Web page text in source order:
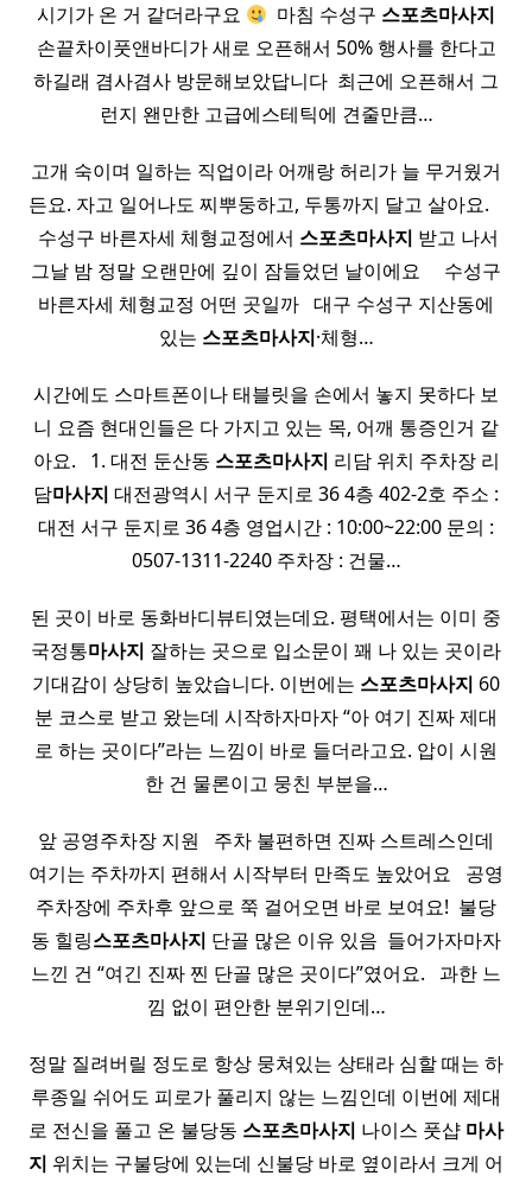
시기가 온 거 같더라구요
​ 마침 수성구 스포츠마사지
손끝차이풋앤바디가 새로 오픈해서 50% 행사를 한다고
하길래 겸사겸사 방문해보았답니다 ​ 최근에 오픈해서 그
런지 왠만한 고급에스테틱에 견줄만큼…
고개 숙이며 일하는 직업이라 어깨랑 허리가 늘 무거웠거
든요. 자고 일어나도 찌뿌둥하고, 두통까지 달고 살아요. ​ ​ ​
​ 수성구 바른자세 체형교정에서 스포츠마사지 받고 나서
그날 밤 정말 오랜만에 깊이 잠들었던 날이에요 ​ ​ ​ ​ 수성구
바른자세 체형교정 어떤 곳일까 ​ ​ 대구 수성구 지산동에
있는 스포츠마사지·체형…
시간에도 스마트폰이나 태블릿을 손에서 놓지 못하다 보
니 요즘 현대인들은 다 가지고 있는 목, 어깨 통증인거 같
아요. ​ ​ 1. 대전 둔산동 스포츠마사지 리담 위치 주차장 리
담마사지 대전광역시 서구 둔지로 36 4층 402-2호 주소 :
대전 서구 둔지로 36 4층 영업시간 : 10:00~22:00 문의 :
0507-1311-2240 주차장 : 건물…
된 곳이 바로 동화바디뷰티였는데요. 평택에서는 이미 중
국정통마사지 잘하는 곳으로 입소문이 꽤 나 있는 곳이라
기대감이 상당히 높았습니다. 이번에는 스포츠마사지 60
분 코스로 받고 왔는데 시작하자마자 “아 여기 진짜 제대
로 하는 곳이다”라는 느낌이 바로 들더라고요. 압이 시원
한 건 물론이고 뭉친 부분을…
앞 공영주차장 지원 ​ ​ 주차 불편하면 진짜 스트레스인데
여기는 주차까지 편해서 시작부터 만족도 높았어요 ​ ​ 공영
주차장에 주차후 앞으로 쭉 걸어오면 바로 보여요! ​ 불당
동 힐링스포츠마사지 단골 많은 이유 있음 ​ 들어가자마자
느낀 건 “여긴 진짜 찐 단골 많은 곳이다”였어요. ​ ​ 과한 느
낌 없이 편안한 분위기인데…
정말 질려버릴 정도로 항상 뭉쳐있는 상태라 심할 때는 하
루종일 쉬어도 피로가 풀리지 않는 느낌인데 이번에 제대
로 전신을 풀고 온 불당동 스포츠마사지 나이스 풋샵 마사
지 위치는 구불당에 있는데 신불당 바로 옆이라서 크게 어